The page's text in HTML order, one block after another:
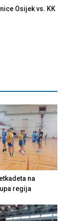
Osijek vs. KK
na
regija